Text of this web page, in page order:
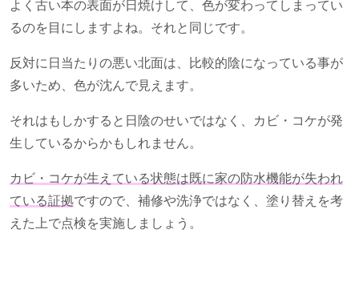
よく古い本の表面が日焼けして、色が変わってしまってい
るのを目にしますよね。それと同じです。
反対に日当たりの悪い北面は、比較的陰になっている事が
多いため、色が沈んで見えます。
それはもしかすると日陰のせいではなく、カビ・コケが発
生しているからかもしれません。
カビ・コケが生えている状態は既に家の防水機能が失われ
ている証拠ですので、補修や洗浄ではなく、塗り替えを考
えた上で点検を実施しましょう。